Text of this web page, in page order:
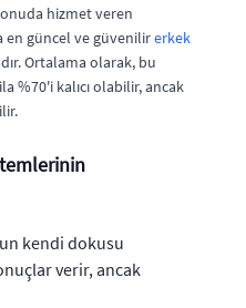
hizmet veren
en güncel ve güvenilirerkek
Ortalama olarak, bu
%70'i kalıcı olabilir, ancak
kendi dokusu
verir, ancak